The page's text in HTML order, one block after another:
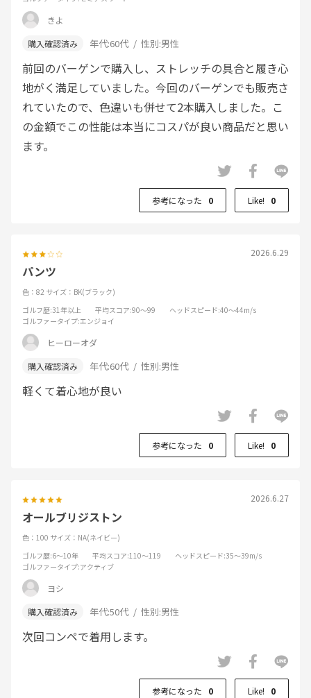
きよ
年代:60代 性別:男性
前回のバーゲンで購入し、ストレッチの具合と履き心
地がく満足していました。今回のバーゲンでも販売さ
れていたので、色違いも併せて2本購入しました。こ
の金額でこの性能は本当にコスパが良い商品だと思い
ます。
参考になった 0 Like! 0
2026.6.29
パンツ
色：82 サイズ：BK(ブラック)
ゴルフ歴:31年以上 平均スコア:90～99 ヘッドスピード:40～44m/s
ゴルファータイプ:エンジョイ
ヒーローオダ
年代:60代 性別:男性
軽くて着心地が良い
参考になった 0 Like! 0
2026.6.27
オールブリジストン
色：100 サイズ：NA(ネイビー)
ゴルフ歴:6～10年 平均スコア:110～119 ヘッドスピード:35～39m/s
ゴルファータイプ:アクティブ
ヨシ
年代:50代 性別:男性
次回コンペで着用します。
参考になった 0 Like! 0